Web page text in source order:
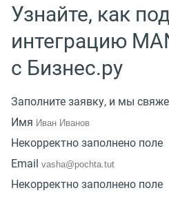
Узнайте, как
интеграцию
с Бизнес.ру
Заполните заявку, и мы
Имя
Некорректно заполнено поле
Email
Некорректно заполнено поле